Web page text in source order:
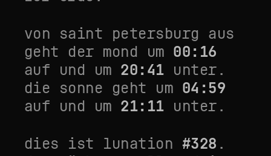
von saint petersburg aus
geht der mond um 00:16
auf und um 20:41 unter.
die sonne geht um 04:59
auf und um 21:11 unter.
dies ist lunation #328 .